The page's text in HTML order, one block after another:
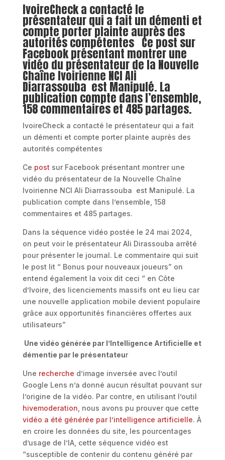
IvoireCheck a contacté le
présentateur qui a fait un démenti et
compte porter plainte auprès des
autorités compétentes Ce post sur
Facebook présentant montrer une
vidéo du présentateur de la Nouvelle
Chaîne Ivoirienne NCI Ali
Diarrassouba est Manipulé. La
publication compte dans l’ensemble,
158 commentaires et 485 partages.
IvoireCheck a contacté le présentateur qui a fait
un démenti et compte porter plainte auprès des
autorités compétentes
Ce post sur Facebook présentant montrer une
vidéo du présentateur de la Nouvelle Chaîne
Ivoirienne NCI Ali Diarrassouba est Manipulé. La
publication compte dans l’ensemble, 158
commentaires et 485 partages.
Dans la séquence vidéo postée le 24 mai 2024,
on peut voir le présentateur Ali Dirassouba arrêté
pour présenter le journal. Le commentaire qui suit
le post lit “ Bonus pour nouveaux joueurs” on
entend également la voix dit ceci “ en Côte
d’Ivoire, des licenciements massifs ont eu lieu car
une nouvelle application mobile devient populaire
grâce aux opportunités financières offertes aux
utilisateurs”
Une vidéo générée par l’Intelligence Artificielle et
démentie par le présentateur
Une recherche d’image inversée avec l’outil
Google Lens n’a donné aucun résultat pouvant sur
l’origine de la vidéo. Par contre, en utilisant l’outil
hivemoderation , nous avons pu prouver que cette
vidéo a été générée par l’intelligence artificielle. À
en croire les données du site, les pourcentages
d’usage de l’IA, cette séquence vidéo est
“susceptible de contenir du contenu généré par